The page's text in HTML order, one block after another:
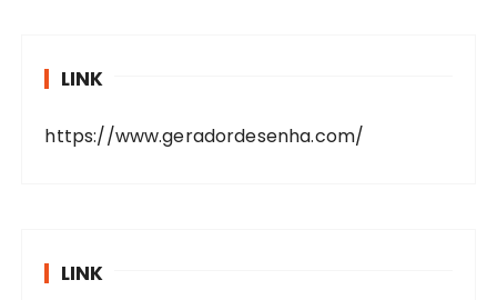
LINK
https://www.geradordesenha.com/
LINK